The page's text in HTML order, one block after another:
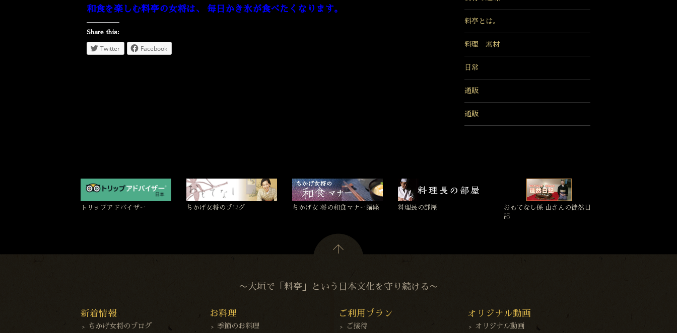
和食を楽しむ料亭の女将は、 毎日かき氷が食べたくなります。
Share this:
Twitter Facebook
料亭とは。
料理 素材
日常
通販
通販
トリップアドバイザー ちかげ女将のブログ ちかげ女 将の和食マナー講座 料理長の部屋
おもてなし係 山さんの徒然日
記
〜大垣で「料亭」という日本文化を守り続ける〜
新着情報
ちかげ女将のブログ
お料理
季節のお料理
ご利用プラン
ご接待
オリジナル動画
オリジナル動画